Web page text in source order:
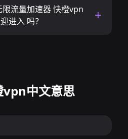
流量加速器 快橙vpn
进入 吗？
vpn中文意思